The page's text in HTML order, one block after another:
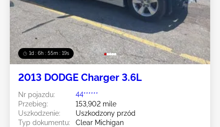
1d : 6h : 55m : 16s
2013 DODGE Charger 3.6L
Nr pojazdu:
44******
Przebieg:
153,902 mile
Uszkodzenie:
Uszkodzony przód
Typ dokumentu:
Clear Michigan